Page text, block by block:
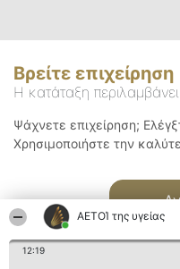
ΑΕΤΟΊ της υγείας
12:19
Βρείτε επιχείρηση
Η κατάταξη
Ψάχνετε επιχείρηση;
Χρησιμοποιήστε την